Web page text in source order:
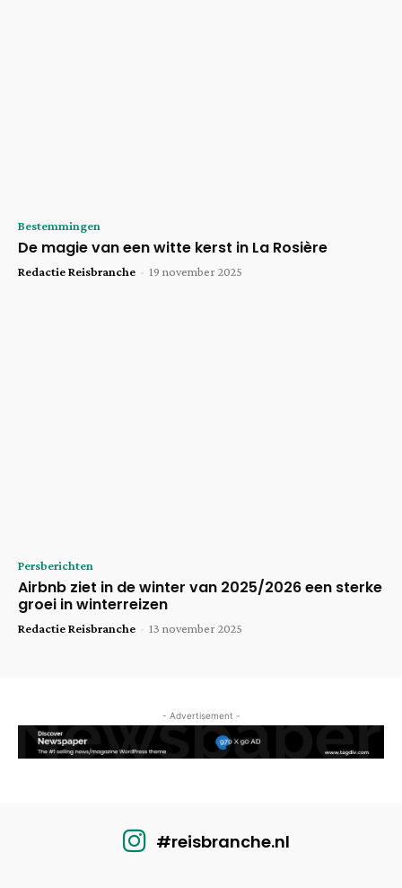
Bestemmingen
De magie van een witte kerst in La Rosière
Redactie Reisbranche - 19 november 2025
Persberichten
Airbnb ziet in de winter van 2025/2026 een sterke
groei in winterreizen
Redactie Reisbranche - 13 november 2025
- Advertisement -
#reisbranche.nl